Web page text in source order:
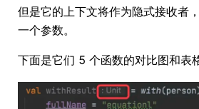
但是它的上下文将作为隐式接收者
一个参数。
下面是它们 5 个函数的对比图和表